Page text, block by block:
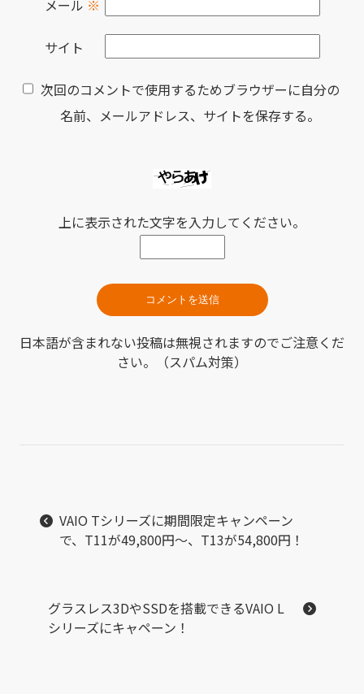
メール ※
サイト
次回のコメントで使用するためブラウザーに自分の
名前、メールアドレス、サイトを保存する。
上に表示された文字を入力してください。
日本語が含まれない投稿は無視されますのでご注意くだ
さい。（スパム対策）
VAIO Tシリーズに期間限定キャンペーン
で、T11が49,800円～、T13が54,800円！
グラスレス3DやSSDを搭載できるVAIO L
シリーズにキャペーン！